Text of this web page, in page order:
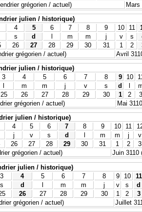
grégorien / actuel)
julien / historique)
4 5 6 7 8 9 10 11
s d m m j v s
26 27 28 29 30 31 1 2
grégorien / actuel)
Avril
julien / historique)
3 4 5 6 7 8 9 10
m m j v s d
25 26 27 28 29 30 1 2
3
grégorien / actuel)
Mai
julien / historique)
4 5 6 7 8 9 10 11
j v s d m m j
v
26 27 28 29 30 31 1 2
3
grégorien / actuel)
Juin 3110
julien / historique)
3 4 5 6 7 8 9 10
11
s d l m m j v s
d
26 27 28 29 30 1 2
3
grégorien / actuel)
Juillet